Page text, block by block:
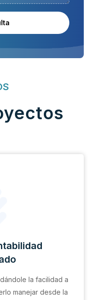
la facilidad a
manejar desde la